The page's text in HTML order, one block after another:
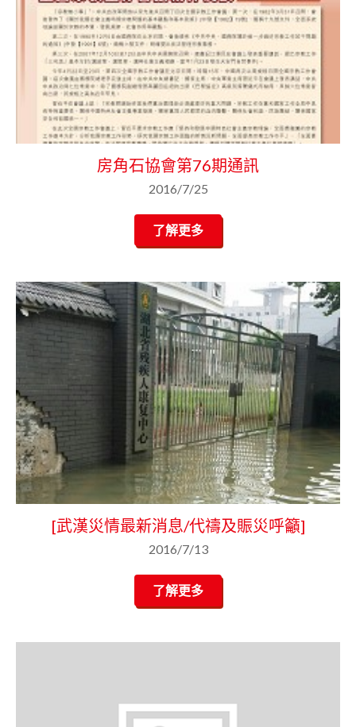
房角石協會第76期通訊
2016/7/25
了解更多
[武漢災情最新消息/代禱及賑災呼籲]
2016/7/13
了解更多